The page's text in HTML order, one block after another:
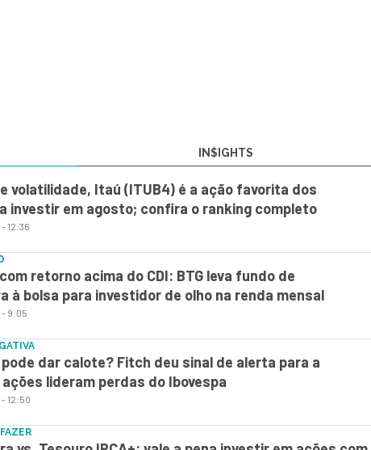
IN$IGHTS
volatilidade, Itaú (ITUB4) é a ação favorita dos
investir em agosto; confira o ranking completo
12:36
retorno acima do CDI: BTG leva fundo de
à bolsa para investidor de olho na renda mensal
- 9:05
pode dar calote? Fitch deu sinal de alerta para a
lideram perdas do Ibovespa
12:50